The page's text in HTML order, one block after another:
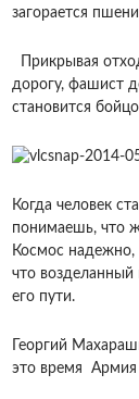
загорается
Прикрывая
дорогу, фашист
становится
Когда человек
понимаешь, что
Космос надежно,
что
его пути.
Георгий
это время